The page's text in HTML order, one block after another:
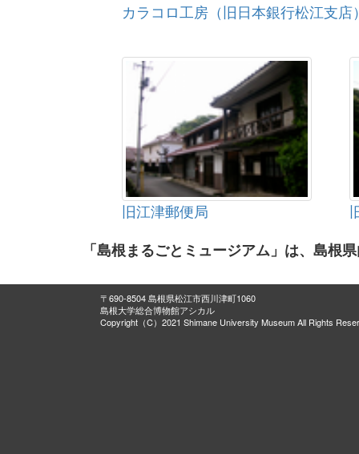
カラコロ工房（旧日本銀行松江支店
旧江津郵便局
「島根まるごとミュージアム」は、島根
〒690-8504 島根県松江市西川津町1060
島根大学総合博物館アシカル
Copyright（C）2021 Shimane University Museum All Rights